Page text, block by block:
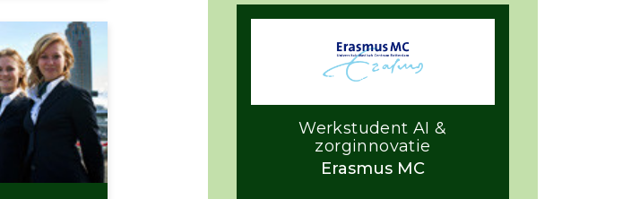
Werkstudent AI &
zorginnovatie
Erasmus MC